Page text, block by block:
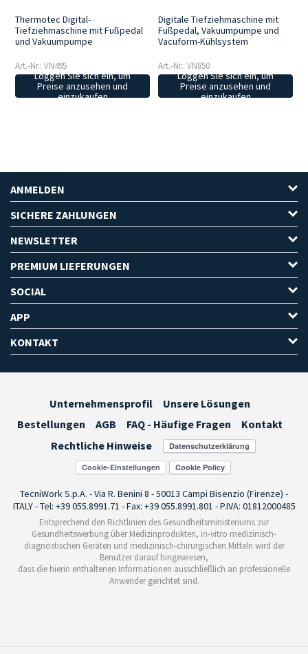
Thermotec Digital-
Tiefziehmaschine mit Fußpedal
und Vakuumpumpe
Art.-Nr.: VN495
Loggen Sie sich ein, um
Preise anzusehen und
einzukaufen
Digitale Tiefziehmaschine mit
Fußpedal, Vakuumpumpe und
Vacuform-Kühlsystem
Art.-Nr.: VN850
Loggen Sie sich ein, um
Preise anzusehen und
einzukaufen
ANMELDEN
SICHERE ZAHLUNGEN
NEWSLETTER
PREMIUM LIEFERUNGEN
SOCIAL
APP
KONTAKT
Unternehmensprofil
Unsere Lösungen
Bestellungen
AGB FAQ - Häufige Fragen
Kontakt
Rechtliche Hinweise
Cookie-Einstellungen
TecniWork S.p.A. - Via R. Benini 8 - 50013 Campi Bisenzio (Firenze) -
ITALY - Tel: +39 055.8991.71 - Fax: +39 055.8991.801 - P.IVA: 01812000485
Entsprechend den Richtlinien des Gesundheitsministeriums zur
Gesundheitswerbung über Medizinprodukten, in-vitro medizinisch-
diagnostischen Geräten und medizinisch-chirurgischen Mitteln wird der
Benutzer darauf hingewiesen,
dass die hierin enthaltenen Informationen ausschließlich an professionelle
Anwender gerichtet sind.